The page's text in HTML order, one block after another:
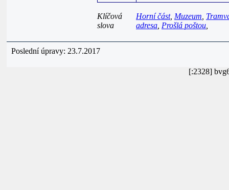
Klíčová
slova
Horní část, Muzeum
adresa Prošlá poštou
Poslední úpravy: 23.7.2017
[:2328]